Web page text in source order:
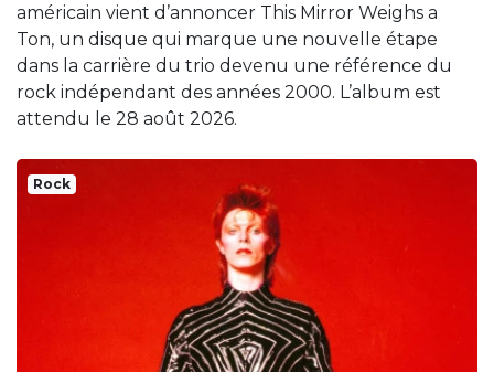
américain vient d’annoncer This Mirror Weighs a
Ton, un disque qui marque une nouvelle étape
dans la carrière du trio devenu une référence du
rock indépendant des années 2000. L’album est
attendu le 28 août 2026.
Rock